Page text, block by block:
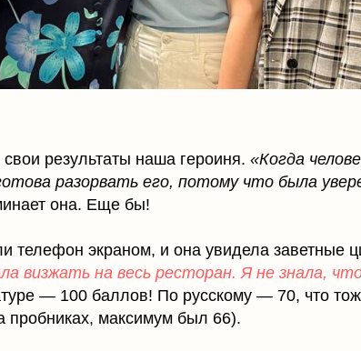
результаты наша героиня. «Когда
разорвать его, потому что была
она. Еще бы!
телефон экраном, и она увидела заветные
визжать на весь ресторан. Я не знала,
— 100 баллов! По русскому — 70, что
пробниках, максимум был 66).